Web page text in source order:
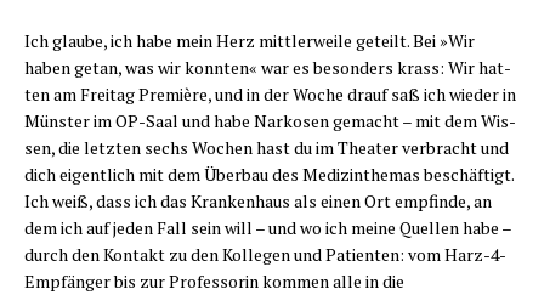
Ich glau­be, ich habe mein Herz mitt­ler­wei­le geteilt. Bei »Wir
haben getan, was wir konn­ten« war es beson­ders krass: Wir hat­
ten am Frei­tag Pre­miè­re, und in der Woche drauf saß ich wie­der in
Müns­ter im OP-Saal und habe Nar­ko­sen gemacht – mit dem Wis­
sen, die letz­ten sechs Wochen hast du im Thea­ter ver­bracht und
dich eigent­lich mit dem Über­bau des Medi­zin­the­mas beschäf­tigt.
Ich weiß, dass ich das Kran­ken­haus als einen Ort emp­fin­de, an
dem ich auf jeden Fall sein will – und wo ich mei­ne Quel­len habe –
durch den Kon­takt zu den Kol­le­gen und Pati­en­ten: vom Harz-4-
Emp­fän­ger bis zur Pro­fes­so­rin kom­men alle in die